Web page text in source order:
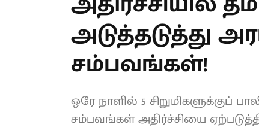
அடுத்தடுத்து
சம்பவங்கள்!
ஒரே நாளில் 5
சம்பவங்கள் அதிர்ச்சியை